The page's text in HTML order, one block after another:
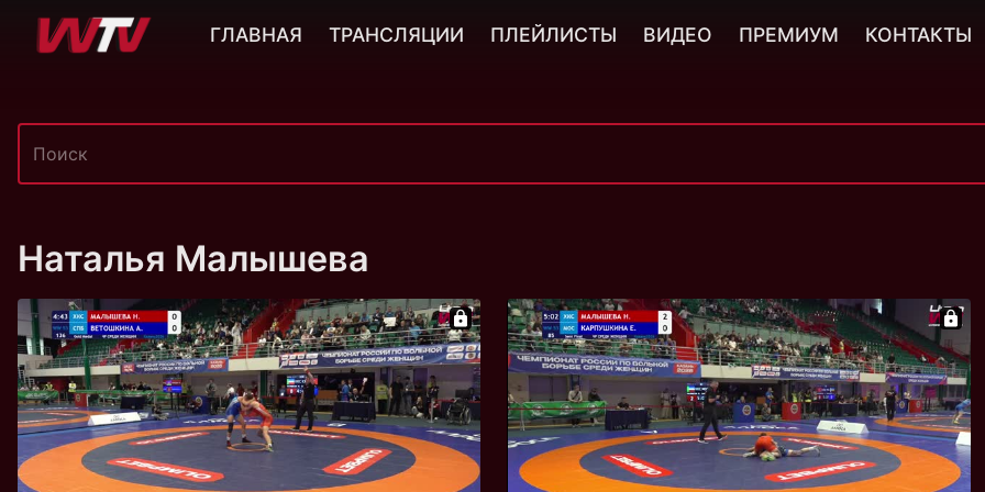
Наталья Малышева
ГЛАВНАЯ ТРАНСЛЯЦИИ ПЛЕЙЛИСТЫ ВИДЕО ПРЕМИУМ КОНТАКТЫ